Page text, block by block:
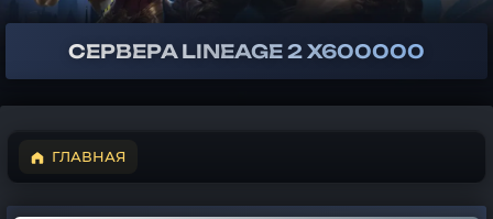
СЕРВЕРАLINEAGE 2X600000
ГЛАВНАЯ